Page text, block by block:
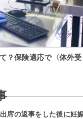
？保険適応で〈体外受
席の返事をした後に妊